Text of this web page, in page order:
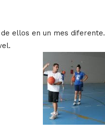
ellos en un mes diferente.